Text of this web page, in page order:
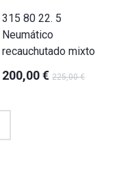
315 80 22. 5
Neumático
recauchutado mixto
200,00 €225,00 €